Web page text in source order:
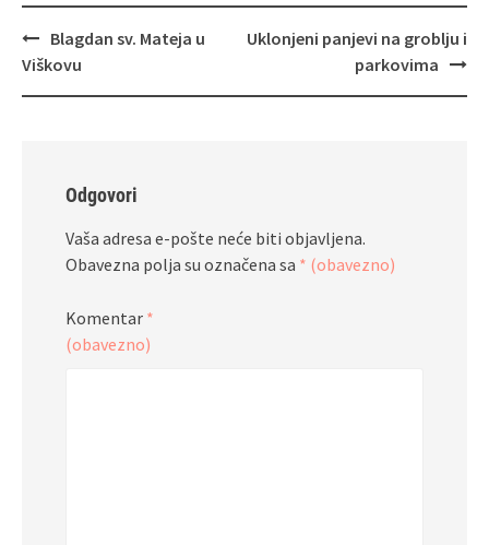
Navigacija
objava
Blagdan sv. Mateja u
Viškovu
Uklonjeni panjevi na groblju i
parkovima
Odgovori
Vaša adresa e-pošte neće biti objavljena.
Obavezna polja su označena sa * (obavezno)
Komentar *
(obavezno)